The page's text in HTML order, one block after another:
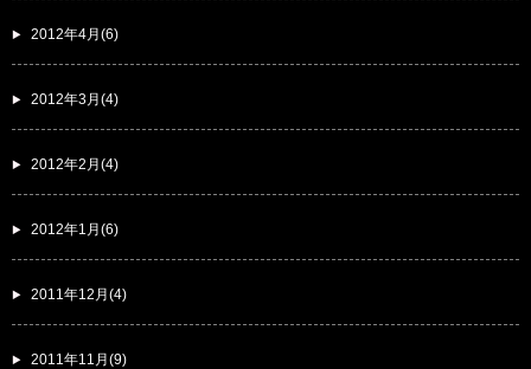
2012年4月(6)
2012年3月(4)
2012年2月(4)
2012年1月(6)
2011年12月(4)
2011年11月(9)